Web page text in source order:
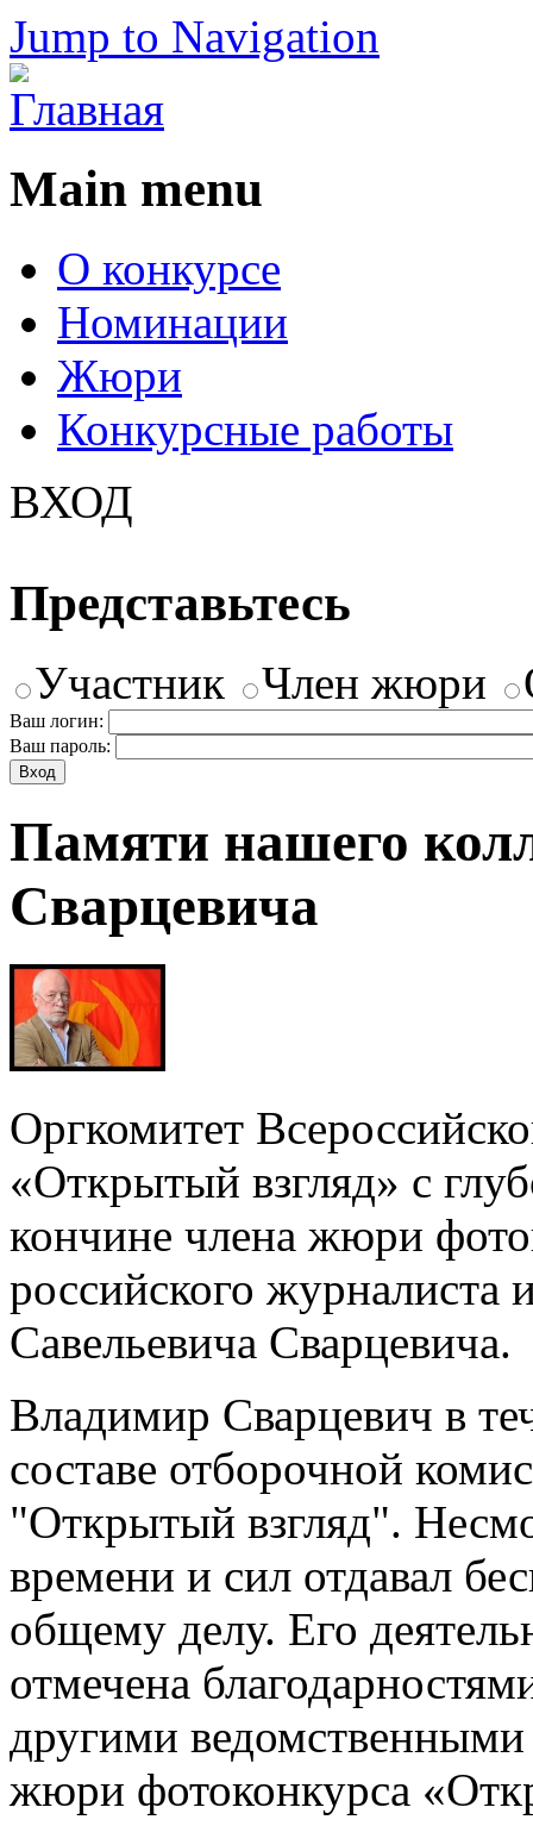
Jump to Navigation
Main menu
О конкурсе
Номинации
Жюри
Конкурсные работы
ВХОД
Представьтесь
Участник Член жюри
Ваш логин:
Ваш пароль:
Памяти нашего
Сварцевича
Оргкомитет
«Открытый взгляд» с
кончине члена жюри
российского журналиста
Савельевича Сварцевича.
Владимир Сварцевич в
составе отборочной
"Открытый взгляд".
времени и сил отдавал
общему делу. Его
отмечена
другими
жюри фотоконкурса